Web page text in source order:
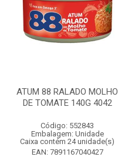
ATUM 88 RALADO MOLHO
DE TOMATE 140G 4042
Código: 552843
Embalagem: Unidade
Caixa contém 24 unidade(s)
EAN: 7891167040427